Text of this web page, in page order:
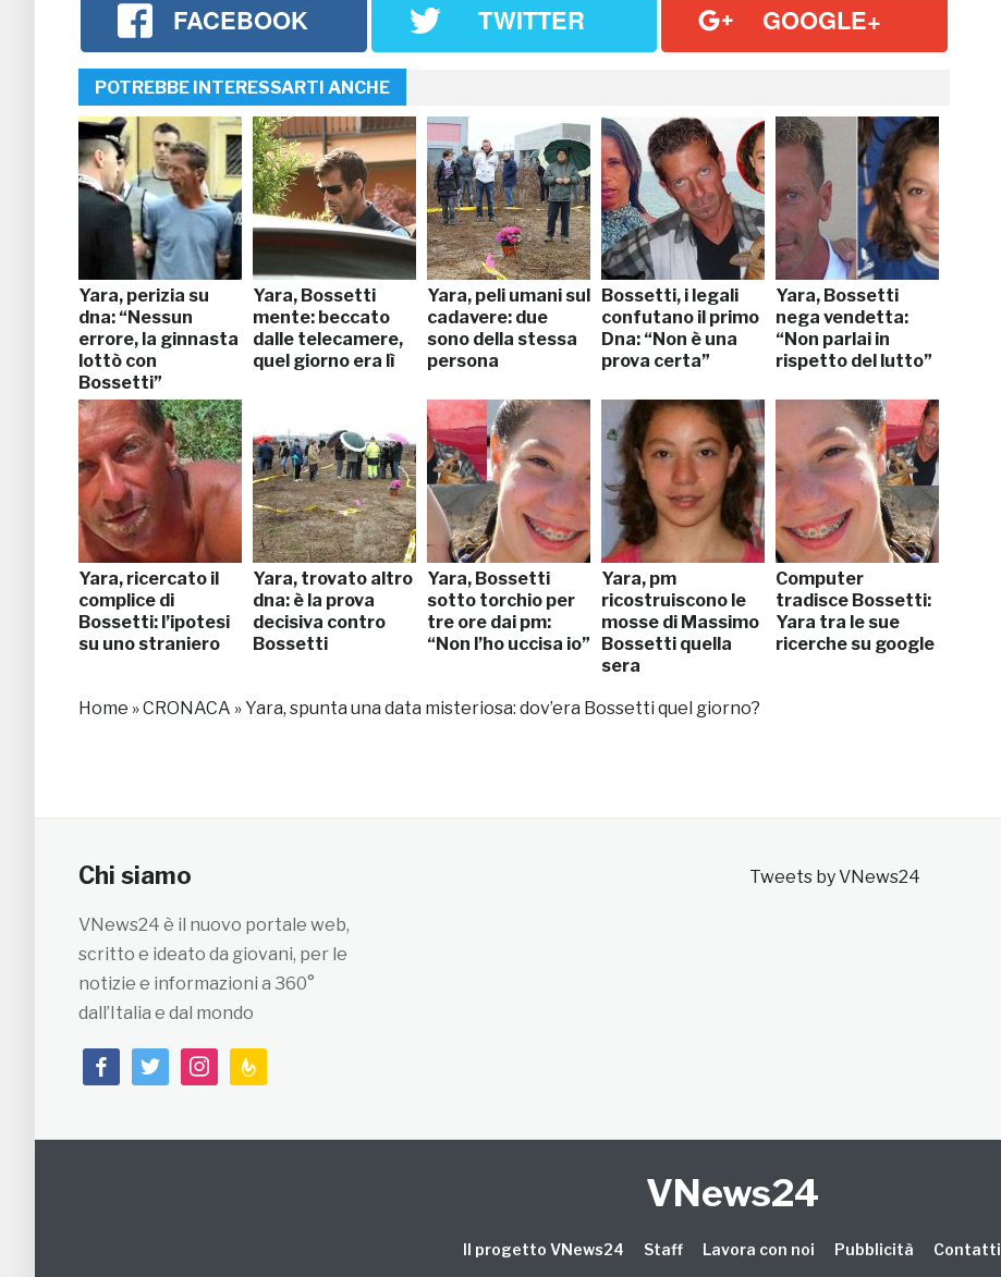
FACEBOOK TWITTER GOOGLE+
POTREBBE INTERESSARTI ANCHE
Yara, perizia su
dna: “Nessun
errore, la ginnasta
lottò con
Bossetti”
Yara, Bossetti
mente: beccato
dalle telecamere,
quel giorno era lì
Yara, peli umani sul
cadavere: due
sono della stessa
persona
Bossetti, i legali
confutano il primo
Dna: “Non è una
prova certa”
Yara, Bossetti
nega vendetta:
“Non parlai in
rispetto del lutto”
Yara, ricercato il
complice di
Bossetti: l’ipotesi
su uno straniero
Yara, trovato altro
dna: è la prova
decisiva contro
Bossetti
Yara, Bossetti
sotto torchio per
tre ore dai pm:
“Non l’ho uccisa io”
Yara, pm
ricostruiscono le
mosse di Massimo
Bossetti quella
sera
Computer
tradisce Bossetti:
Yara tra le sue
ricerche su google
Home »CRONACA »Yara, spunta una data misteriosa: dov’era Bossetti quel giorno?
Chi siamo
VNews24 è il nuovo portale web,
scritto e ideato da giovani, per le
notizie e informazioni a 360°
dall’Italia e dal mondo
facebooktwitterinstagramfeedburner
Tweets by VNews24
VNews24
Il progetto VNews24 Staff Lavora con noi Pubblicità Contatti